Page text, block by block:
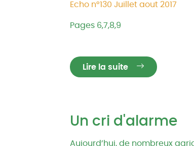
Echo n°130 Juillet aout 2017
Pages 6,7,8,9
Lire la suite
Un cri d'alarme
Aujourd’hui, de nombreux